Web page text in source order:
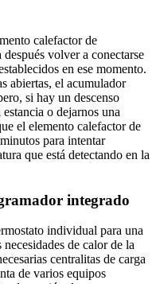
calefactor de
volver a conectarse
en ese momento.
abiertas, el acumulador
si hay un descenso
o dejarnos una
el elemento calefactor de
para intentar
que está detectando en la
integrado
individual para una
de calor de la
centralitas de carga
de varios equipos